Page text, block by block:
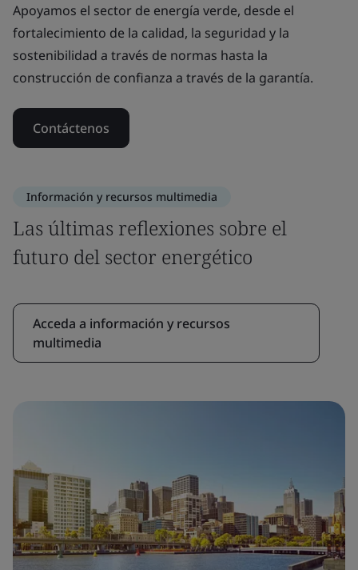
Apoyamos el sector de energía verde, desde el
fortalecimiento de la calidad, la seguridad y la
sostenibilidad a través de normas hasta la
construcción de confianza a través de la garantía.
Contáctenos
Información y recursos multimedia
Las últimas reflexiones sobre el
futuro del sector energético
Acceda a información y recursos
multimedia